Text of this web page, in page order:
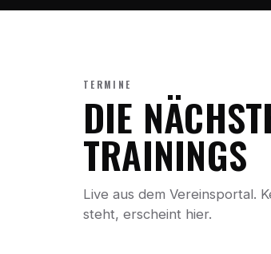
TERMINE
DIE
TRAININGS
Live aus dem Vereinsportal.
steht, erscheint hier.